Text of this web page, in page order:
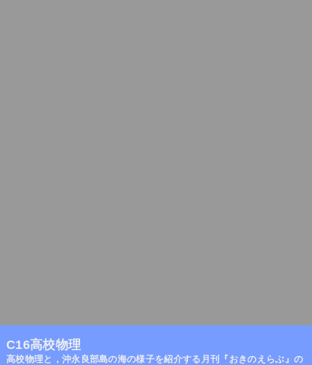
C16高校物理
高校物理と，沖永良部島の海の様子を紹介する月刊『おきのえらぶ』の